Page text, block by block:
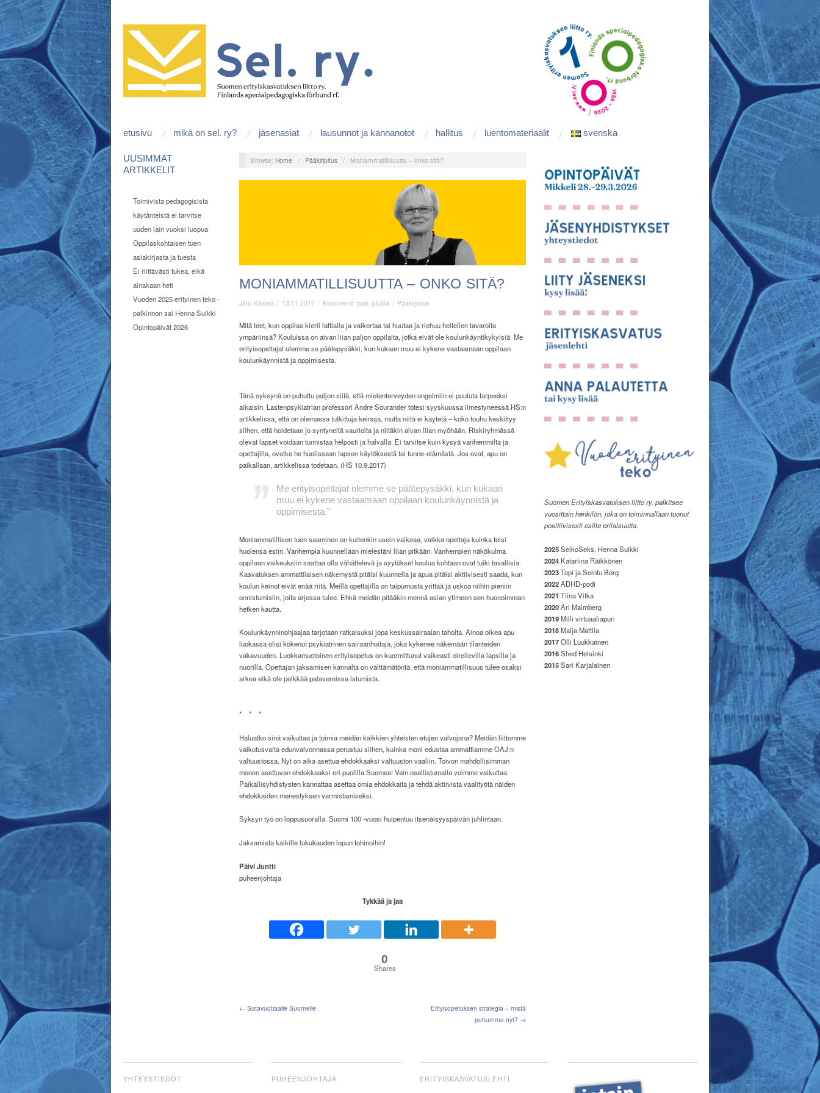
etusivu mikä on sel. ry? jäsenasiat lausunnot ja kannanotot hallitus luentomateriaalit svenska
UUSIMMAT
ARTIKKELIT
Toimivista pedagogisista
käytänteistä ei tarvitse
uuden lain vuoksi luopua
Oppilaskohtaisen tuen
asiakirjasta ja tuesta
Ei riittävästi tukea, eikä
ainakaan heti
Vuoden 2025 erityinen teko -
palkinnon sai Henna Suikki
Opintopäivät 2026
Browse: Home / Pääkirjoitus / Moniammatillisuutta – onko sitä?
MONIAMMATILLISUUTTA – ONKO SITÄ?
Jani Käsmä / 13.11.2017 / Kommentit pois päältä artikkelissa
–
onko
sitä?
/ Pääkirjoitus
Mitä teet, kun oppilas kierii lattialla ja vaikertaa tai huutaa ja riehuu heitellen tavaroita
ympäriinsä? Kouluissa on aivan liian paljon oppilaita, jotka eivät ole koulunkäyntikykyisiä. Me
erityisopettajat olemme se päätepysäkki, kun kukaan muu ei kykene vastaamaan oppilaan
koulunkäynnistä ja oppimisesta.
Tänä syksynä on puhuttu paljon siitä, että mielenterveyden ongelmiin ei puututa tarpeeksi
aikaisin. Lastenpsykiatrian professori Andre Sourander totesi syyskuussa ilmestyneessä HS:n
artikkelissa, että on olemassa tutkittuja keinoja, mutta niitä ei käytetä – koko touhu keskittyy
siihen, että hoidetaan jo syntyneitä vaurioita ja niitäkin aivan liian myöhään. Riskiryhmässä
olevat lapset voidaan tunnistaa helposti ja halvalla. Ei tarvitse kuin kysyä vanhemmilta ja
opettajilta, ovatko he huolissaan lapsen käytöksestä tai tunne-elämästä. Jos ovat, apu on
paikallaan, artikkelissa todetaan. (HS 10.9.2017)
Me erityisopettajat olemme se päätepysäkki, kun kukaan
muu ei kykene vastaamaan oppilaan koulunkäynnistä ja
oppimisesta.”
Moniammatillisen tuen saaminen on kuitenkin usein vaikeaa, vaikka opettaja kuinka toisi
huolensa esiin. Vanhempia kuunnellaan mielestäni liian pitkään. Vanhempien näkökulma
oppilaan vaikeuksiin saattaa olla vähättelevä ja syytökset koulua kohtaan ovat tuiki tavallisia.
Kasvatuksen ammattilaisen näkemystä pitäisi kuunnella ja apua pitäisi aktiivisesti saada, kun
koulun keinot eivät enää riitä. Meillä opettajilla on taipumusta yrittää ja uskoa niihin pieniin
onnistumisiin, joita arjessa tulee. Ehkä meidän pitääkin mennä asian ytimeen sen huonoimman
hetken kautta.
Koulunkäynninohjaajaa tarjotaan ratkaisuksi jopa keskussairaalan taholta. Ainoa oikea apu
luokassa olisi kokenut psykiatrinen sairaanhoitaja, joka kykenee näkemään tilanteiden
vakavuuden. Luokkamuotoinen erityisopetus on kuormittunut vaikeasti oireilevilla lapsilla ja
nuorilla. Opettajan jaksamisenkannalta on välttämätöntä, että moniammatillisuus tulee osaksi
arkea eikä ole pelkkää palavereissa istumista.
* * *
Haluatko sinä vaikuttaa ja toimia meidän kaikkien yhteisten etujen valvojana? Meidän liittomme
vaikutusvalta edunvalvonnassa perustuu siihen, kuinka moni edustaa ammattiamme OAJ:n
valtuustossa. Nyt on aika asettua ehdokkaaksi valtuuston vaaliin. Toivon mahdollisimman
monen asettuvan ehdokkaaksi eri puolilla Suomea! Vain osallistumalla voimme vaikuttaa.
Paikallisyhdistysten kannattaa asettaa omia ehdokkaita ja tehdä aktiivista vaalityötä näiden
ehdokkaiden menestyksen varmistamiseksi.
Syksyn työ on loppusuoralla. Suomi 100 -vuosi huipentuu itsenäisyyspäivän juhlintaan.
Jaksamista kaikille lukukauden lopun tohinoihin!
Päivi Juntti
puheenjohtaja
Tykkää ja jaa
0
Shares
← Satavuotiaalle Suomelle
Erityisopetuksen strategia – mistä
puhumme nyt? →
Suomen Erityiskasvatuksen liitto ry. palkitsee
vuosittain henkilön, joka on toiminnallaan tuonut
positiivisesti esille erilaisuutta.
2025SelkoSeks, Henna Suikki
2024 Katariina Räikkönen
2023Topi ja Sointu Borg
2022ADHD-podi
2021 Tiina Vitka
2020Ari Malmberg
2019Milli virtuaaliapuri
2018Maija Mattila
2017Olli Luukkainen
2016Shed Helsinki
2015Sari Karjalainen
YHTEYSTIEDOT PUHEENJOHTAJA ERITYISKASVATUSLEHTI